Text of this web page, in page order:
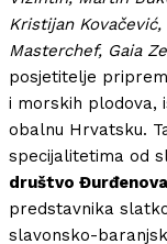
Kristijan
Masterchef, Gaia
posjetitelje
i morskih plodova,
obalnu Hrvatsku.
specijalitetima od
društvo
predstavnika
slavonsko-